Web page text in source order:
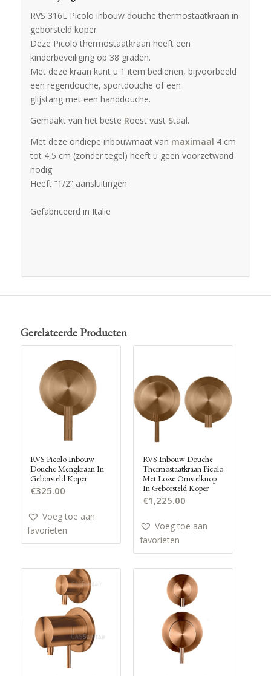
RVS 316L Picolo inbouw douche thermostaatkraan in
geborsteld koper
Deze Picolo thermostaatkraan heeft een
kinderbeveiliging op 38 graden.
Met deze kraan kunt u 1 item bedienen, bijvoorbeeld
een regendouche, sportdouche of een
glijstang met een handdouche.
Gemaakt van het beste Roest vast Staal.
Met deze ondiepe inbouwmaat van maximaal 4 cm
tot 4,5 cm (zonder tegel) heeft u geen voorzetwand
nodig
Heeft ”1/2” aansluitingen
Gefabriceerd in Italië
Gerelateerde Producten
RVS Picolo Inbouw
Douche Mengkraan In
Geborsteld Koper
€325.00
Voeg toe aan
favorieten
RVS Inbouw Douche
Thermostaatkraan Picolo
Met Losse Omstelknop
In Geborsteld Koper
€1,225.00
Voeg toe aan
favorieten